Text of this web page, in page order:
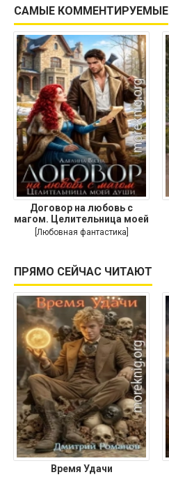
САМЫЕ КОММЕНТИРУЕМЫЕ
Договор на любовь с
магом. Целительница моей
души
[Любовная фантастика]
ПРЯМО СЕЙЧАС ЧИТАЮТ
Время Удачи